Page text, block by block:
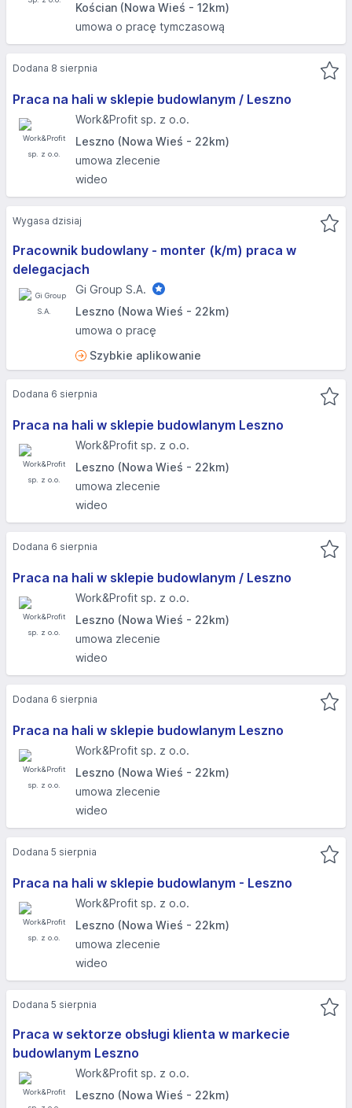
Kościan (Nowa Wieś - 12km)
umowa o pracę tymczasową
Praca na hali w sklepie budowlanym / Leszno
Work&Profit sp. z o.o.
Leszno (Nowa Wieś - 22km)
umowa zlecenie
wideo
Dodana 8 sierpnia
Pracownik budowlany - monter (k/m) praca w
delegacjach
Gi Group S.A.
Leszno (Nowa Wieś - 22km)
umowa o pracę
Szybkie aplikowanie
Wygasa dzisiaj
Praca na hali w sklepie budowlanym Leszno
Work&Profit sp. z o.o.
Leszno (Nowa Wieś - 22km)
umowa zlecenie
wideo
Dodana 6 sierpnia
Praca na hali w sklepie budowlanym / Leszno
Work&Profit sp. z o.o.
Leszno (Nowa Wieś - 22km)
umowa zlecenie
wideo
Dodana 6 sierpnia
Praca na hali w sklepie budowlanym Leszno
Work&Profit sp. z o.o.
Leszno (Nowa Wieś - 22km)
umowa zlecenie
wideo
Dodana 6 sierpnia
Praca na hali w sklepie budowlanym - Leszno
Work&Profit sp. z o.o.
Leszno (Nowa Wieś - 22km)
umowa zlecenie
wideo
Dodana 5 sierpnia
Praca w sektorze obsługi klienta w markecie
budowlanym Leszno
Work&Profit sp. z o.o.
Leszno (Nowa Wieś - 22km)
Dodana 5 sierpnia